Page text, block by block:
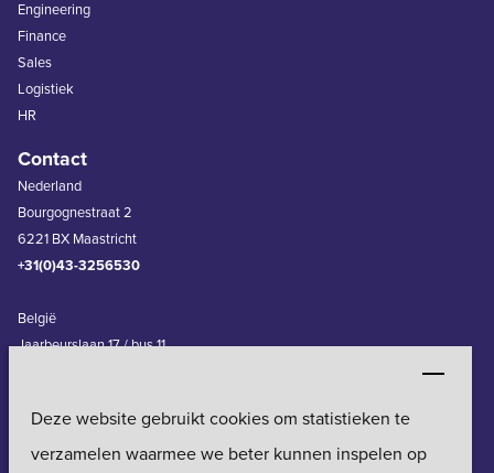
Deze website gebruikt cookies om statistieken te
verzamelen waarmee we beter kunnen inspelen op
Engineering
Finance
Sales
Logistiek
HR
Contact
Nederland
Bourgognestraat 2
6221 BX Maastricht
+31(0)43-3256530
België
Jaarbeurslaan 17 / bus 11
Erkenningsnummer 0732\BUO
Vestigingen